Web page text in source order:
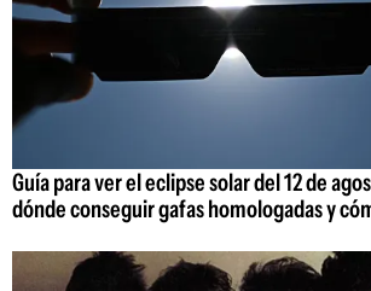
Guía para ver el eclipse solar del 12 de
dónde conseguir gafas homologadas y